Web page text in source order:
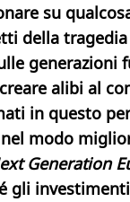
su
della
generazioni
alibi al
in questo
modo
Generation
gli